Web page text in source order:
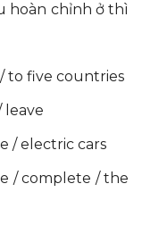
hoàn chỉnh ở thì
to five countries
leave
/ electric cars
/ complete / the